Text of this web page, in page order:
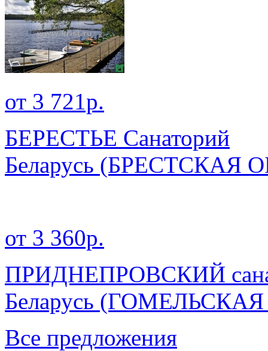
от 3 721р.
БЕРЕСТЬЕ Санаторий
Беларусь (БРЕСТСКАЯ
от 3 360р.
ПРИДНЕПРОВСКИЙ
Беларусь (ГОМЕЛЬСКАЯ
Все предложения